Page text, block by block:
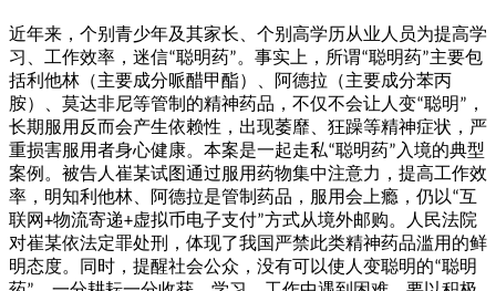
近年来，个别青少年及其家长、个别高学历从业人员为提高学
习、工作效率，迷信“聪明药”。事实上，所谓“聪明药”主要包
括利他林（主要成分哌醋甲酯）、阿德拉（主要成分苯丙
胺）、莫达非尼等管制的精神药品，不仅不会让人变“聪明” ，
长期服用反而会产生依赖性，出现萎靡、狂躁等精神症状，严
重损害服用者身心健康。本案是一起走私“聪明药”入境的典型
案例。被告人崔某试图通过服用药物集中注意力，提高工作效
率，明知利他林、阿德拉是管制药品，服用会上瘾，仍以“互
联网+物流寄递+虚拟币电子支付”方式从境外邮购。人民法院
对崔某依法定罪处刑，体现了我国严禁此类精神药品滥用的鲜
明态度。同时，提醒社会公众，没有可以使人变聪明的“聪明